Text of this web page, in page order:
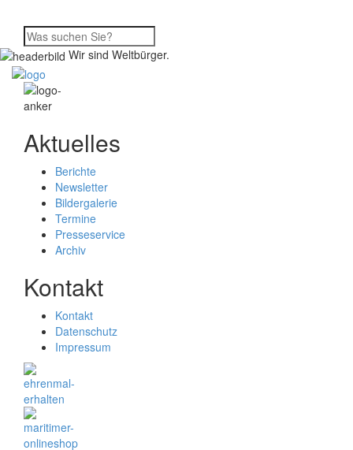
Wir sind Weltbürger.
Aktuelles
Berichte
Newsletter
Bildergalerie
Termine
Presseservice
Archiv
Kontakt
Kontakt
Datenschutz
Impressum